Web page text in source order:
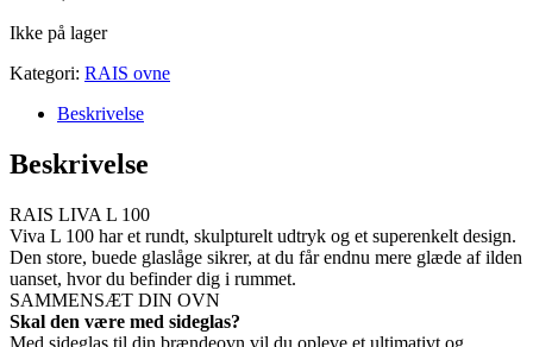
Ikke på lager
Kategori: RAIS ovne
Beskrivelse
Beskrivelse
RAIS LIVA L 100
Viva L 100 har et rundt, skulpturelt udtryk og et superenkelt design.
Den store, buede glaslåge sikrer, at du får endnu mere glæde af ilden
uanset, hvor du befinder dig i rummet.
SAMMENSÆT DIN OVN
Skal den være med sideglas?
Med sideglas til din brændeovn vil du opleve et ultimativt og